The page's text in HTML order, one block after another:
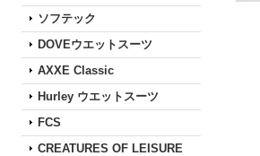
ソフテック
DOVEウエットスーツ
AXXE Classic
Hurley ウエットスーツ
FCS
CREATURES OF LEISURE